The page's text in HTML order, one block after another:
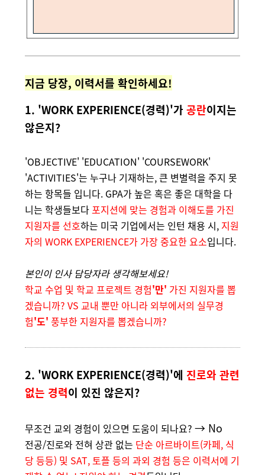
지금 당장, 이력서를 확인하세요!
1. 'WORK EXPERIENCE(경력)'가공란이지는
않은지?
'OBJECTIVE' 'EDUCATION' 'COURSEWORK'
'ACTIVITIES'는 누구나 기재하는, 큰 변별력을 주지 못
하는 항목들 입니다. GPA가 높은 혹은 좋은 대학을 다
니는 학생들보다포지션에 맞는 경험과 이해도를 가진
지원자를 선호하는 미국 기업에서는 인턴 채용 시, 지원
자의 WORK EXPERIENCE가 가장 중요한 요소입니다.
본인이 인사 담당자라 생각해보세요!
학교 수업 및 학교 프로젝트 경험'만' 가진 지원자를 뽑
겠습니까? VS 교내 뿐만 아니라 외부에서의 실무경
험'도' 풍부한 지원자를 뽑겠습니까?
2. 'WORK EXPERIENCE(경력)'에 진로와 관련
없는 경력이 있진 않은지?
무조건 교외 경험이 있으면 도움이 되나요? → No
전공/진로와 전혀 상관 없는 단순 아르바이트(카페, 식
당 등등) 및 SAT, 토플 등의 과외 경험 등은 이력서에 기